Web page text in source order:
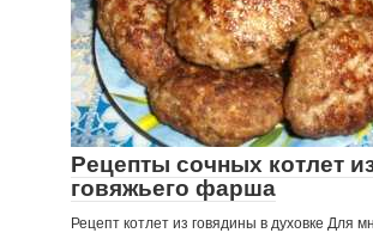
Рецепты сочных котлет
говяжьего фарша
Рецепт котлет из говядины в духовке Для